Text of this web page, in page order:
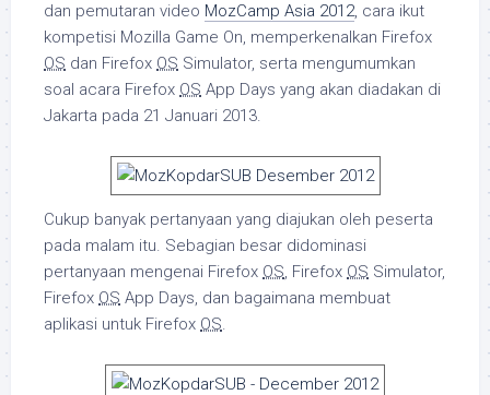
dan pemutaran video MozCamp Asia 2012, cara ikut
kompetisi Mozilla Game On, memperkenalkan Firefox
OS dan Firefox OS Simulator, serta mengumumkan
soal acara Firefox OS App Days yang akan diadakan di
Jakarta pada 21 Januari 2013.
Cukup banyak pertanyaan yang diajukan oleh peserta
pada malam itu. Sebagian besar didominasi
pertanyaan mengenai Firefox OS, Firefox OS Simulator,
Firefox OS App Days, dan bagaimana membuat
aplikasi untuk Firefox OS.